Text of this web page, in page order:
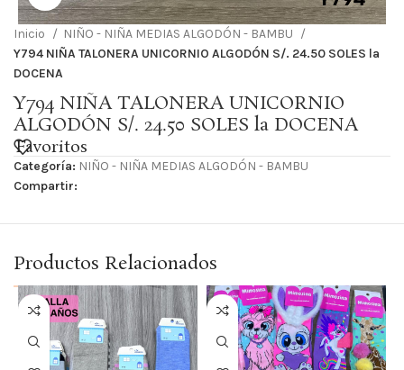
Inicio
NIÑO - NIÑA MEDIAS ALGODÓN - BAMBU
Y794 NIÑA TALONERA UNICORNIO ALGODÓN S/. 24.50 SOLES la
DOCENA
Y794 NIÑA TALONERA UNICORNIO
ALGODÓN S/. 24.50 SOLES la DOCENA
Favoritos
Categoría: NIÑO - NIÑA MEDIAS ALGODÓN - BAMBU
Compartir:
Productos Relacionados